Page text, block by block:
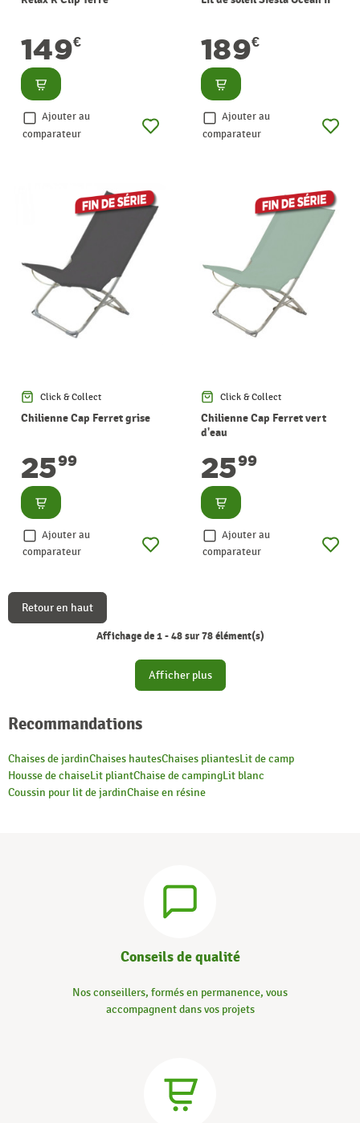
149€
Consulter
Ajouter au
comparateur
189€
Consulter
Ajouter au
comparateur
Click & Collect
Chilienne Cap Ferret grise
2599
Consulter
Ajouter au
comparateur
Click & Collect
Chilienne Cap Ferret vert
d'eau
2599
Consulter
Ajouter au
comparateur
Retour en haut
Affichage de 1 - 48 sur 78 élément(s)
Afficher plus
Recommandations
Chaises de jardinChaises hautesChaises pliantesLit de camp
Housse de chaiseLit pliantChaise de campingLit blanc
Coussin pour lit de jardinChaise en résine
Conseils de qualité
Nos conseillers, formés en permanence, vous
accompagnent dans vos projets